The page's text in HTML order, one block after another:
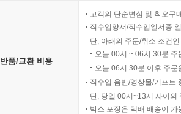
반품/교환 비용
고객의 단순변심 및 착오구
직수입양서/직수입일서중
단, 아래의 주문/취소 조건
오늘 00시 ~ 06시 30분
오늘 06시 30분 이후 주
직수입 음반/영상물/기프트
단, 당일 00시~13시 사이의
박스 포장은 택배 배송이